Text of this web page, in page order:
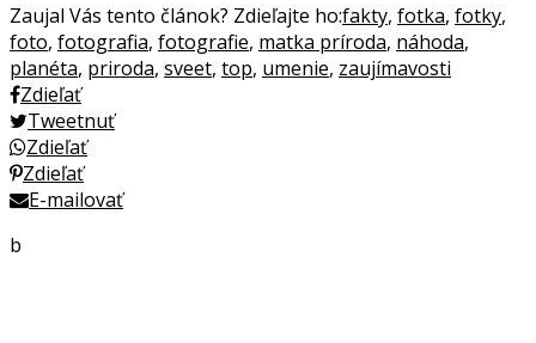
Zaujal Vás tento článok? Zdieľajte ho:fakty, fotka, fotky,
foto, fotografia, fotografie, matka príroda, náhoda,
planéta, priroda, sveet, top, umenie, zaujímavosti
Zdieľať
Tweetnuť
Zdieľať
Zdieľať
E-mailovať
b